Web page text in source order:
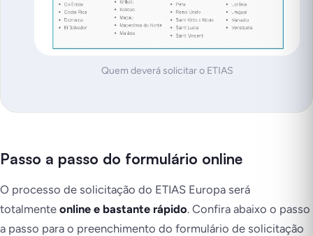
Quem deverá solicitar o ETIAS
Passo a passo do formulário online
O processo de solicitação do ETIAS Europa será
totalmente online e bastante rápido. Confira abaixo o passo
a passo para o preenchimento do formulário de solicitação